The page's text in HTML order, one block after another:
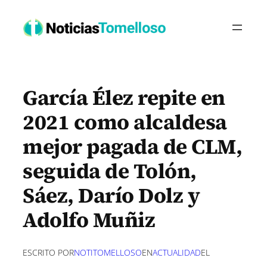
contenido
García Élez repite en
2021 como alcaldesa
mejor pagada de CLM,
seguida de Tolón,
Sáez, Darío Dolz y
Adolfo Muñiz
ESCRITO PORNOTITOMELLOSOENACTUALIDADEL